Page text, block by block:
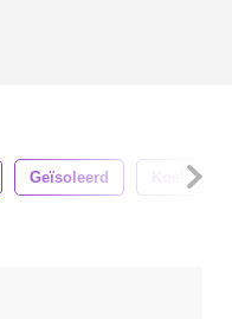
Geïsoleerd